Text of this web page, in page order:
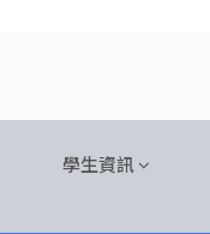
學生資訊